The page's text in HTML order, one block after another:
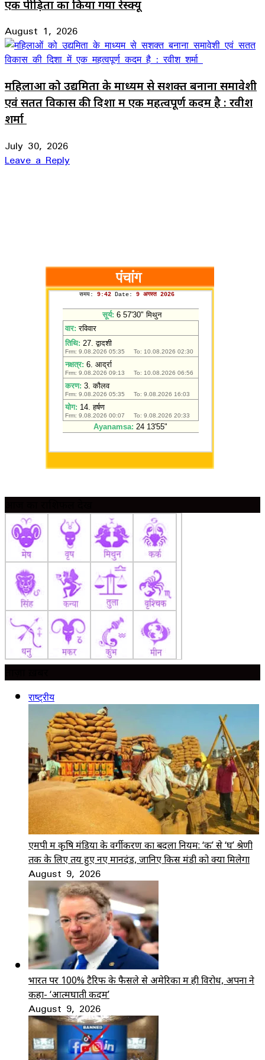
एक पीड़िता का किया गया रेस्क्यू
August 1, 2026
महिलाओं को उद्यमिता के माध्यम से सशक्त बनाना समावेशी
एवं सतत विकास की दिशा में एक महत्वपूर्ण कदम है : रवीश
शर्मा
July 30, 2026
Leave a Reply
राष्ट्रीय
एमपी में कृषि मंडियों के वर्गीकरण का बदला नियम: ‘क’ से ‘घ’ श्रेणी
तक के लिए तय हुए नए मानदंड, जानिए किस मंडी को क्या मिलेगा
August 9, 2026
भारत पर 100% टैरिफ के फैसले से अमेरिका में ही विरोध, अपनों ने
कहा- ‘आत्मघाती कदम’
August 9, 2026